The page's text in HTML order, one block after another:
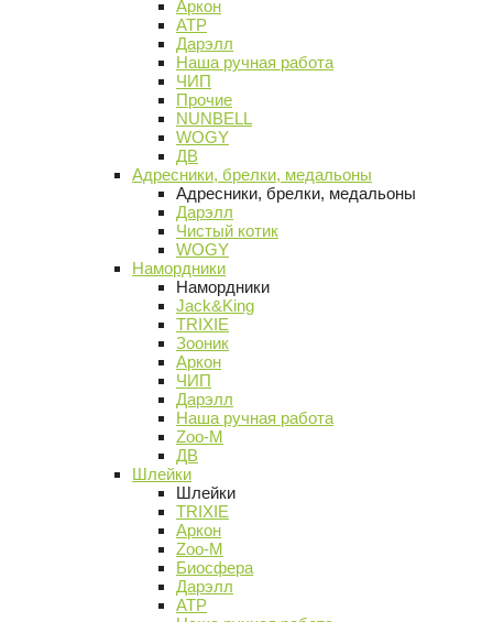
Аркон
АТР
Дарэлл
Наша ручная работа
ЧИП
Прочие
NUNBELL
WOGY
ДВ
Адресники, брелки, медальоны
Адресники, брелки, медальоны
Дарэлл
Чистый котик
WOGY
Намордники
Намордники
Jack&King
TRIXIE
Зооник
Аркон
ЧИП
Дарэлл
Наша ручная работа
Zoo-M
ДВ
Шлейки
Шлейки
TRIXIE
Аркон
Zoo-M
Биосфера
Дарэлл
АТР